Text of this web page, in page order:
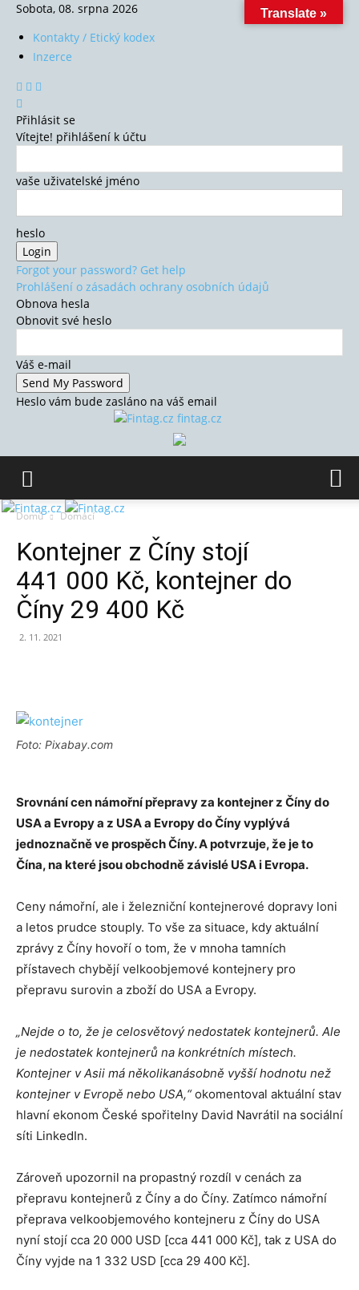
Sobota, 08. srpna 2026
Kontakty / Etický kodex
Inzerce
Přihlásit se
Vítejte! přihlášení k účtu
vaše uživatelské jméno
heslo
Forgot your password? Get help
Prohlášení o zásadách ochrany osobních údajů
Obnova hesla
Obnovit své heslo
Váš e-mail
Heslo vám bude zasláno na váš email
fintag.cz
Domů Domácí
Kontejner z Číny stojí
441 000 Kč, kontejner do
Číny 29 400 Kč
2. 11. 2021
Foto: Pixabay.com
Srovnání cen námořní přepravy za kontejner z Číny do
USA a Evropy a z USA a Evropy do Číny vyplývá
jednoznačně ve prospěch Číny. A potvrzuje, že je to
Čína, na které jsou obchodně závislé USA i Evropa.
Ceny námořní, ale i železniční kontejnerové dopravy loni
a letos prudce stouply. To vše za situace, kdy aktuální
zprávy z Číny hovoří o tom, že v mnoha tamních
přístavech chybějí velkoobjemové kontejnery pro
přepravu surovin a zboží do USA a Evropy.
„Nejde o to, že je celosvětový nedostatek kontejnerů. Ale
je nedostatek kontejnerů na konkrétních místech.
Kontejner v Asii má několikanásobně vyšší hodnotu než
kontejner v Evropě nebo USA,“okomentoval aktuální stav
hlavní ekonom České spořitelny David Navrátil na sociální
síti LinkedIn.
Zároveň upozornil na propastný rozdíl v cenách za
přepravu kontejnerů z Číny a do Číny. Zatímco námořní
přeprava velkoobjemového kontejneru z Číny do USA
nyní stojí cca 20 000 USD [cca 441 000 Kč], tak z USA do
Číny vyjde na 1 332 USD [cca 29 400 Kč].
Translate »